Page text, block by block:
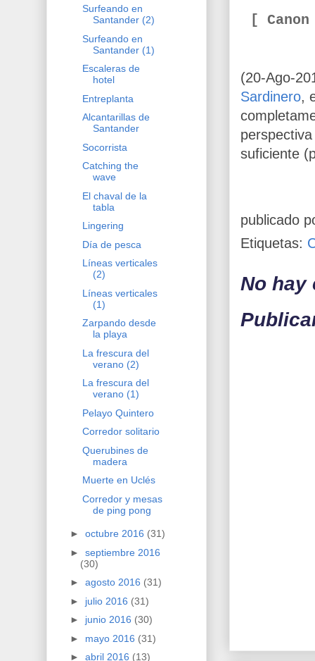
[
(20-Ago-
Sardinero,
suficiente
publicado
Etiquetas:
No hay
Surfeando en
Santander (2)
Surfeando en
Santander (1)
Escaleras de
hotel
Entreplanta
Alcantarillas de
Santander
Socorrista
Catching the
wave
El chaval de la
tabla
Lingering
Día de pesca
Líneas verticales
(2)
Líneas verticales
(1)
Zarpando desde
la playa
La frescura del
verano (2)
La frescura del
verano (1)
Pelayo Quintero
Corredor solitario
Querubines de
madera
Muerte en Uclés
Corredor y mesas
de ping pong
► octubre 2016 (31)
► septiembre 2016
(30)
► agosto 2016 (31)
► julio 2016 (31)
► junio 2016 (30)
► mayo 2016 (31)
► abril 2016 (13)